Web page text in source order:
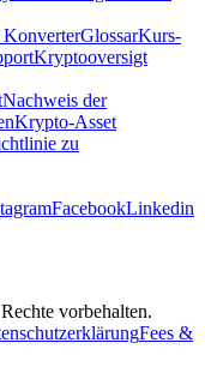
GlossarKurs-
Kryptooversigt
Nachweis der
Krypto-Asset
zu
FacebookLinkedin
vorbehalten.
Fees &